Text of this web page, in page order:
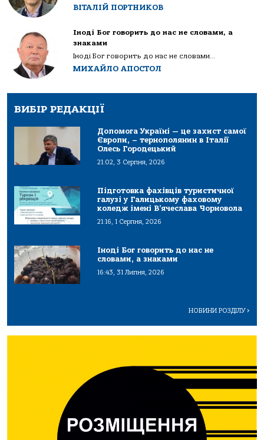
ВІТАЛІЙ ПОРТНИКОВ
Іноді Бог говорить до нас не словами, а
знаками
Іноді Бог говорить до нас не словами...
МИХАЙЛО АПОСТОЛ
ВИБІР РЕДАКЦІЇ
Допомога Україні — це захист самої
Європи, – тернополянин в Італії
Олесь Городецький
21:02, 3 Серпня, 2026
Підготовка фахівців туристичної
галузі у Галицькому фаховому
коледж імені В’ячеслава Чорновола
21:16, 1 Серпня, 2026
Іноді Бог говорить до нас не
словами, а знаками
16:43, 31 Липня, 2026
НОВИНИ РОЗДІЛУ>